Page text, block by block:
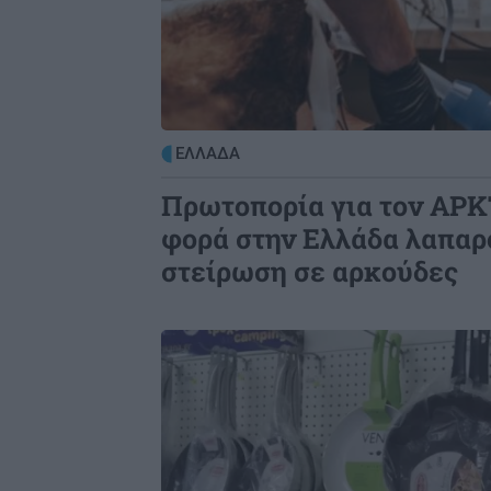
ΕΛΛΑΔΑ
Πρωτοπορία για τον
φορά στην Ελλάδα
στείρωση σε αρκούδες